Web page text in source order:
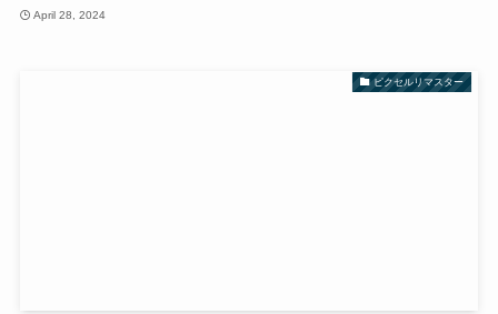
April 28, 2024
ピクセルリマスター